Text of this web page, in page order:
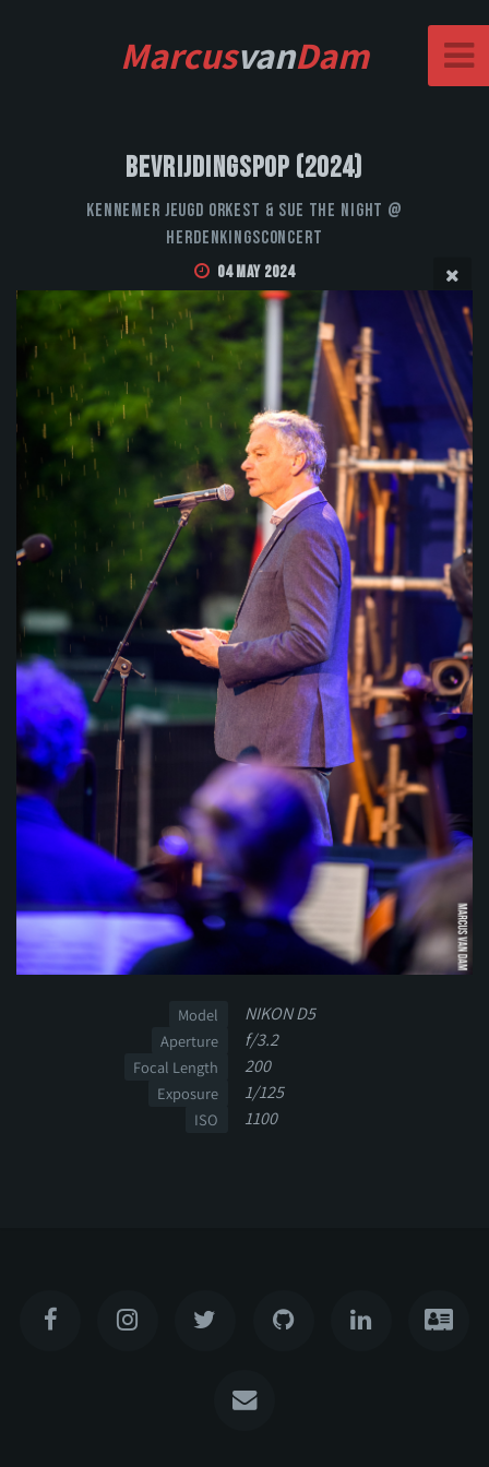
MarcusvanDam
Bevrijdingspop (2024)
Kennemer Jeugd Orkest & Sue the Night @
Herdenkingsconcert
04 May 2024
Model NIKON D5
Aperture f/3.2
Focal Length 200
Exposure 1/125
ISO 1100